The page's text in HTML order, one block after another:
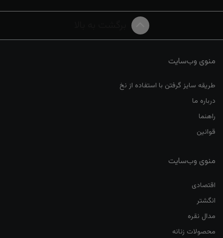
منوی وب‌سایت
طریقه سایز گرفتن با استفاده از نخ
درباره ما
راهنما
قوانین
منوی وب‌سایت
اقتصادی
انگشتر
مدال نقره
محصولات زنانه